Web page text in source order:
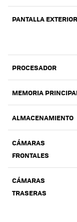
PANTALLA EXTERIOR
PROCESADOR
MEMORIA
ALMACENAMIENTO
CÁMARAS
FRONTALES
CÁMARAS
TRASERAS